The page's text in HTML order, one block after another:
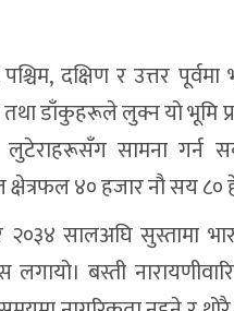
पश्चिम, दक्षिण र उत्तर
डाँकुहरूले लुक्न यो भूमि
लुटेराहरूसँग सामना
४० हजार नौ सय ८०
सालअघि सुस्तामा
लगायो। बस्ती